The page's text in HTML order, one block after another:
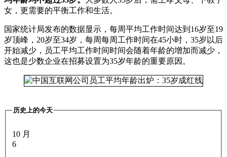
女，更需要的平衡工作和生活。
国家统计局发布的数据显示，每周平均工作时间达到16岁至19
岁顶峰，20岁至34岁，每周每周工作时间在45小时，35岁以后
开始减少，员工平均工作时间时间会随着年龄的增加而减少，
这也是少数企业在招募设置为35岁年龄的重要原因。
历史上的今天
10 月
6